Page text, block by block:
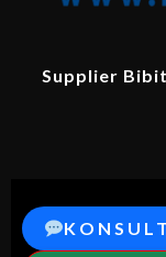
Supplier
© 2026